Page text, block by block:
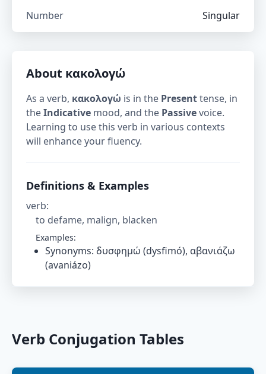
Number Singular
About κακολογώ
As a verb, κακολογώ is in the Presenttense, in
theIndicative mood, and the Passivevoice.
Learning to use this verb in various contexts
will enhance your fluency.
Definitions & Examples
verb:
to defame, malign, blacken
Examples:
Synonyms: δυσφημώ (dysfimó), αβανιάζω
(avaniázo)
Verb Conjugation Tables